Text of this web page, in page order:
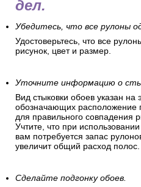
дел.
Убедитесь, что все рулоны
Удостоверьтесь, что все
рисунок, цвет и размер.
Уточните информацию о
Вид стыковки обоев указан на
обозначающих расположение
для правильного совпадения
Учтите, что при
вам потребуется запас
увеличит общий расход полос.
Сделайте подгонку обоев.